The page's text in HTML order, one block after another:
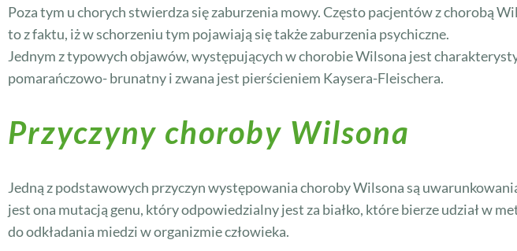
Poza tym u chorych stwierdza się zaburzenia mowy. Często pacjentów z chorobą
to z faktu, iż w schorzeniu tym pojawiają się także zaburzenia psychiczne.
Jednym z typowych objawów, występujących w chorobie Wilsona jest
pomarańczowo- brunatny i zwana jest pierścieniem Kaysera-Fleischera.
Przyczyny choroby Wilsona
Jedną z podstawowych przyczyn występowania choroby Wilsona są
jest ona mutacją genu, który odpowiedzialny jest za białko, które bierze udział w
do odkładania miedzi w organizmie człowieka.